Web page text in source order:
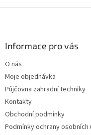
Informace pro vás
O nás
Moje objednávka
Půjčovna zahradní techniky
Kontakty
Obchodní podmínky
Podmínky ochrany osobních